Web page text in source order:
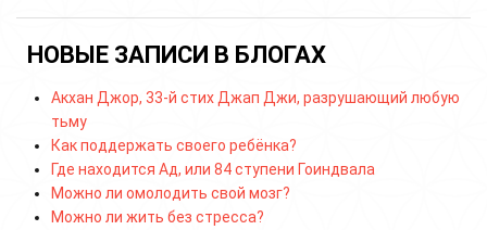
НОВЫЕ ЗАПИСИ В БЛОГАХ
Акхан Джор, 33-й стих Джап Джи, разрушающий любую
тьму
Как поддержать своего ребёнка?
Где находится Ад, или 84 ступени Гоиндвала
Можно ли омолодить свой мозг?
Можно ли жить без стресса?